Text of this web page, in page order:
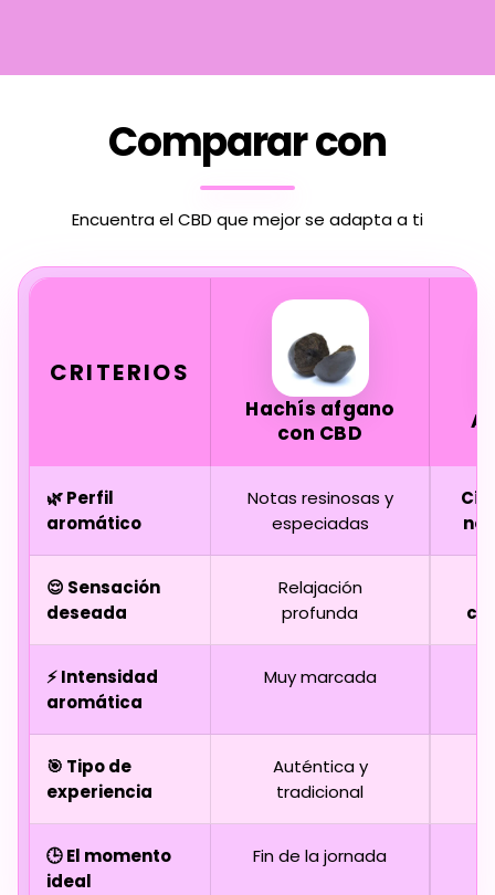
Comparar con
Encuentra el CBD que mejor se adapta a ti
CRITERIOS
Hachís afgano
con CBD
🌿 Perfil
aromático
Notas resinosas y
especiadas
😌 Sensación
deseada
Relajación
profunda
⚡ Intensidad
aromática
Muy marcada
🎯 Tipo de
experiencia
Auténtica y
tradicional
🕒 El momento
ideal
Fin de la jornada